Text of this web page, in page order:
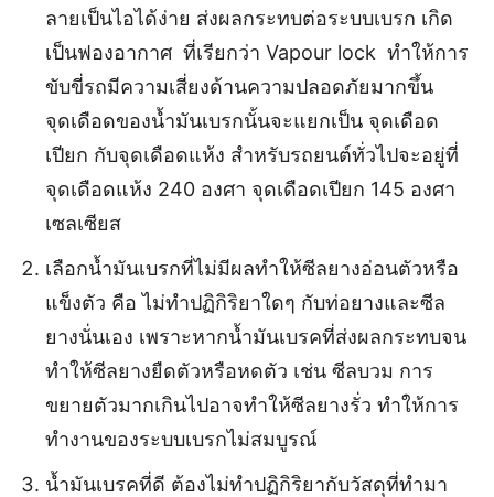
ลายเป็นไอได้ง่าย ส่งผลกระทบต่อระบบเบรก เกิด
เป็นฟองอากาศ ที่เรียกว่า Vapour lock ทำให้การ
ขับขี่รถมีความเสี่ยงด้านความปลอดภัยมากขึ้น
จุดเดือดของน้ำมันเบรกนั้นจะแยกเป็น จุดเดือด
เปียก กับจุดเดือดแห้ง สำหรับรถยนต์ทั่วไปจะอยู่ที่
จุดเดือดแห้ง 240 องศา จุดเดือดเปียก 145 องศา
เซลเซียส
เลือกน้ำมันเบรกที่ไม่มีผลทำให้ซีลยางอ่อนตัวหรือ
แข็งตัว คือ ไม่ทำปฏิกิริยาใดๆ กับท่อยางและซีล
ยางนั่นเอง เพราะหากน้ำมันเบรคที่ส่งผลกระทบจน
ทำให้ซีลยางยืดตัวหรือหดตัว เช่น ซีลบวม การ
ขยายตัวมากเกินไปอาจทำให้ซีลยางรั่ว ทำให้การ
ทำงานของระบบเบรกไม่สมบูรณ์
น้ำมันเบรคที่ดี ต้องไม่ทำปฏิกิริยากับวัสดุที่ทำมา